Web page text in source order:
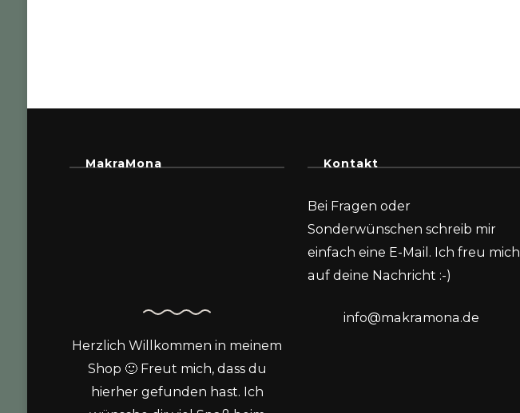
MakraMona
Herzlich Willkommen in meinem
Shop 🙂 Freut mich, dass du
hierher gefunden hast. Ich
Kontakt
Bei Fragen oder
Sonderwünschen schreib mir
einfach eine E-Mail. Ich freu mich
auf deine Nachricht :-)
info@makramona.de